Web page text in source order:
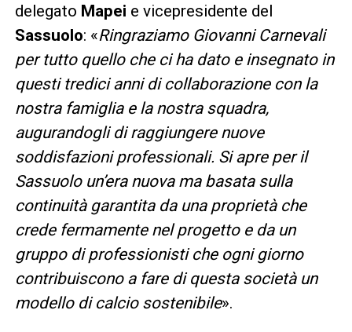
delegato Mapei e vicepresidente del
Sassuolo: «Ringraziamo Giovanni Carnevali
per tutto quello che ci ha dato e insegnato in
questi tredici anni di collaborazione con la
nostra famiglia e la nostra squadra,
augurandogli di raggiungere nuove
soddisfazioni professionali. Si apre per il
Sassuolo un’era nuova ma basata sulla
continuità garantita da una proprietà che
crede fermamente nel progetto e da un
gruppo di professionisti che ogni giorno
contribuiscono a fare di questa società un
modello di calcio sostenibile».